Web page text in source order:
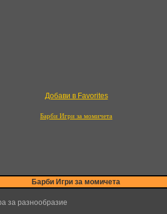
Добави в Favorites
Барби Игри за момичета
Барби Игри за момичета
за разнообразие